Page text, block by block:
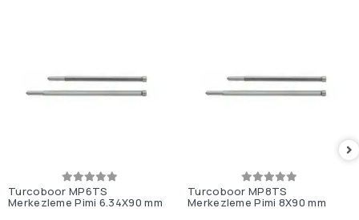
Turcoboor MP6TS
Merkezleme Pimi 6.34X90 mm
Turcoboor MP8TS
Merkezleme Pimi 8X90 mm